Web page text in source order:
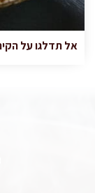
אל תדלגו על